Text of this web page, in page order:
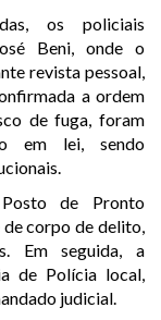
os policiais
Beni, onde o
revista pessoal,
a ordem
de fuga, foram
em lei, sendo
de Pronto
corpo de delito,
Em seguida, a
de Polícia local,
judicial.